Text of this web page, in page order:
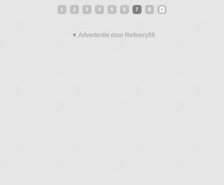
1 2 3 4 5 6 7 8
▼ Advertentie door Refinery89